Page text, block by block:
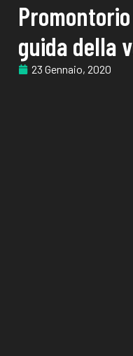
guida della
23 Gennaio, 2020